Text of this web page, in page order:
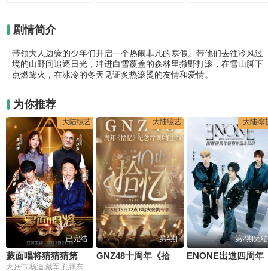
剧情简介
带领大人边缘的少年们开启一个热闹非凡的寒假。带他们去往冷风过
境的山野间追逐日光，冲进白雪覆盖的森林里撒野打滚，在雪山脚下
点燃篝火，在冰冷的冬天见证炙热滚烫的友情和爱情。
为你推荐
大陆综艺
已完结
大张伟,杨迪,戴军,孔祥东,敖犬,张纯烨,沈南,何洁,王子异,小沈阳,刘雪婧
大陆综艺
第4期
GNZ48十周年《拾忆》纪念片
大陆综
第2期完结